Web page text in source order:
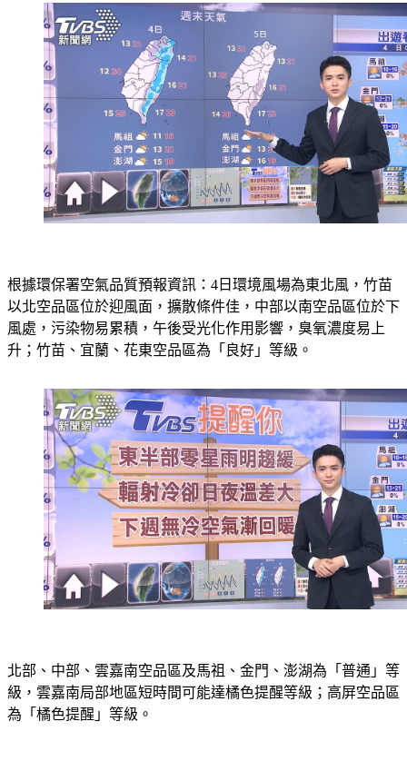
根據環保署空氣品質預報資訊：4日環境風場為東北風，竹苗
以北空品區位於迎風面，擴散條件佳，中部以南空品區位於下
風處，污染物易累積，午後受光化作用影響，臭氧濃度易上
升；竹苗、宜蘭、花東空品區為「良好」等級。
北部、中部、雲嘉南空品區及馬祖、金門、澎湖為「普通」等
級，雲嘉南局部地區短時間可能達橘色提醒等級；高屏空品區
為「橘色提醒」等級。